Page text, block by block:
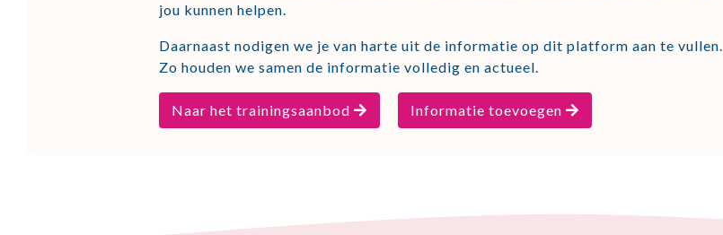
jou kunnen helpen.
Daarnaast nodigen we je van harte uit de informatie op dit platform aan te vullen.
Zo houden we samen de informatie volledig en actueel.
Naar het trainingsaanbod Informatie toevoegen